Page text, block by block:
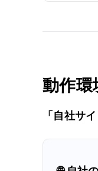
動作環
「自社サ